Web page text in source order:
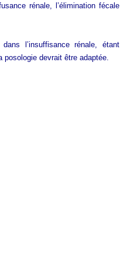
rénale, l’élimination fécale
l’insuffisance rénale, étant
devrait être adaptée.